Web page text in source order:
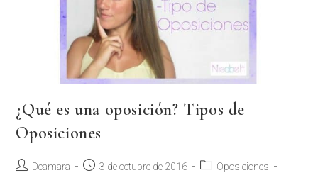
¿Qué es una oposición? Tipos de
Oposiciones
Dcamara 3 de octubre de 2016
Oposiciones